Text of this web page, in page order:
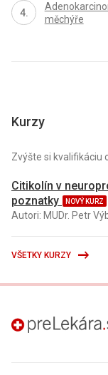
měchýře
Kurzy
Zvýšte si kvalifikáciu
Citikolín v
poznatky
NOVÝ KURZ
Autori: MUDr. Petr
VŠETKY KURZY
preLekára.sk